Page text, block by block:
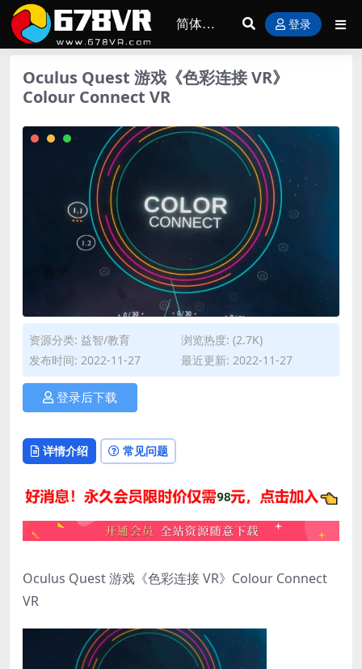
登录
Oculus Quest 游戏《色彩连接 VR》
Colour Connect VR
资源分类: 益智/教育
浏览热度: (2.7K)
发布时间: 2022-11-27
最近更新: 2022-11-27
登录后下载
详情介绍 常见问题
Oculus Quest 游戏《色彩连接 VR》Colour Connect
VR